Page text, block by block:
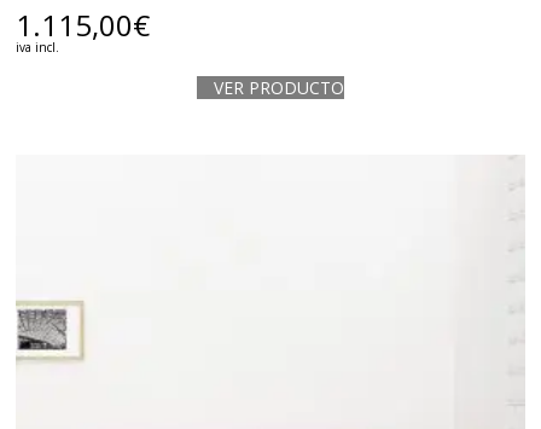
1.115,00€
iva incl.
VER PRODUCTO